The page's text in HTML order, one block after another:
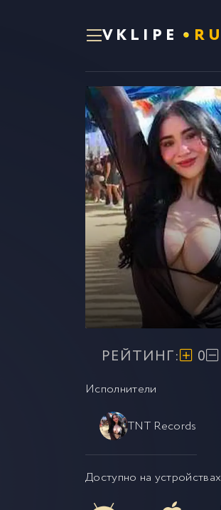
VKLIPE RU
РЕЙТИНГ: 0
Исполнители
TNT Records
Доступно на устройствах